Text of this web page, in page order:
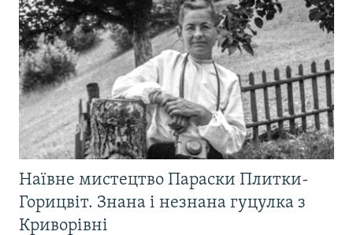
Наївне мистецтво Параски Плитки-
Горицвіт. Знана і незнана гуцулка з
Криворівні